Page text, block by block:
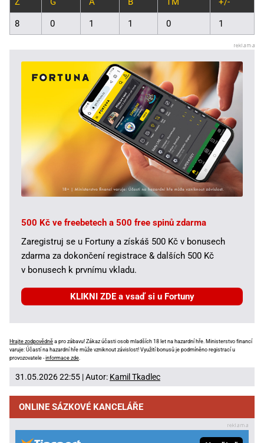
8 0 1 1 0 1
500 Kč ve freebetech a 500 free spinů zdarma
Zaregistruj se u Fortuny a získáš 500 Kč v bonusech
zdarma za dokončení registrace & dalších 500 Kč
v bonusech k prvnímu vkladu.
KLIKNI ZDE a vsaď si u Fortuny
Hrajte zodpovědně a pro zábavu! Zákaz účasti osob mladších 18 let na hazardní hře. Ministerstvo financí
varuje: Účastí na hazardní hře může vzniknout závislost! Využití bonusů je podmíněno registrací u
provozovatele -informace zde.
31.05.2026 22:55 | Autor: Kamil Tkadlec
ONLINE SÁZKOVÉ KANCELÁŘE